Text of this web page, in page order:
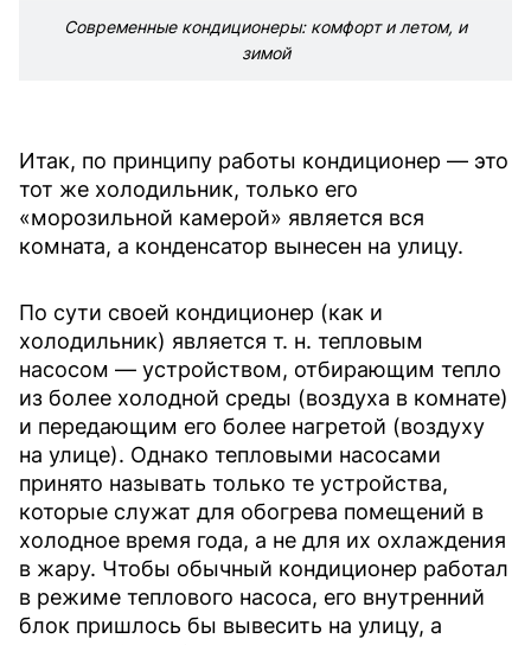
Современные кондиционеры: комфорт и летом, и
зимой
Итак, по принципу работы кондиционер — это
тот же холодильник, только его
«морозильной камерой» является вся
комната, а конденсатор вынесен на улицу.
По сути своей кондиционер (как и
холодильник) является т. н. тепловым
насосом — устройством, отбирающим тепло
из более холодной среды (воздуха в комнате)
и передающим его более нагретой (воздуху
на улице). Однако тепловыми насосами
принято называть только те устройства,
которые служат для обогрева помещений в
холодное время года, а не для их охлаждения
в жару. Чтобы обычный кондиционер работал
в режиме теплового насоса, его внутренний
блок пришлось бы вывесить на улицу, а